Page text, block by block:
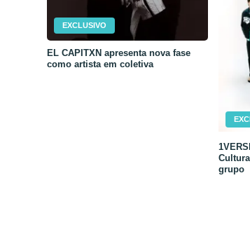
EXCLUSIVO
EL CAPITXN apresenta nova fase
como artista em coletiva
grupo